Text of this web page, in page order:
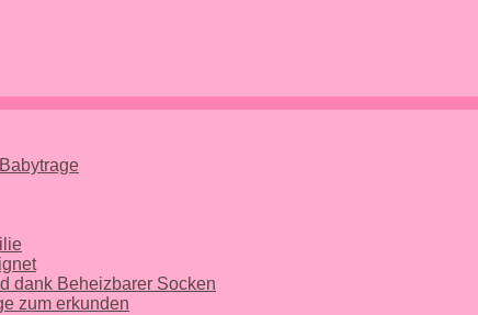
dank Beheizbarer Socken
zum erkunden